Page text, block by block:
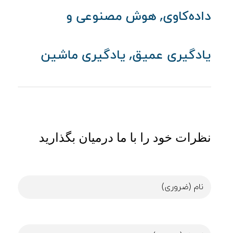
داده‌کاوی, هوش مصنوعی و
یادگیری عمیق, یادگیری ماشین
نظرات خود را با ما درمیان بگذارید